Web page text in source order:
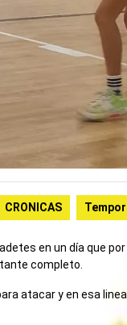
CRONICAS
en un día que
completo.
atacar y en esa